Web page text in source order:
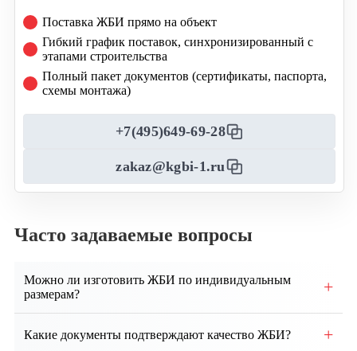
Поставка ЖБИ прямо на объект
Гибкий график поставок, синхронизированный с
этапами строительства
Полный пакет документов (сертификаты, паспорта,
схемы монтажа)
+7(495)649-69-28
zakaz@kgbi-1.ru
Часто задаваемые вопросы
Можно ли изготовить ЖБИ по индивидуальным
размерам?
+
индивидуальным чертежам и техническим
Какие документы подтверждают качество ЖБИ? +